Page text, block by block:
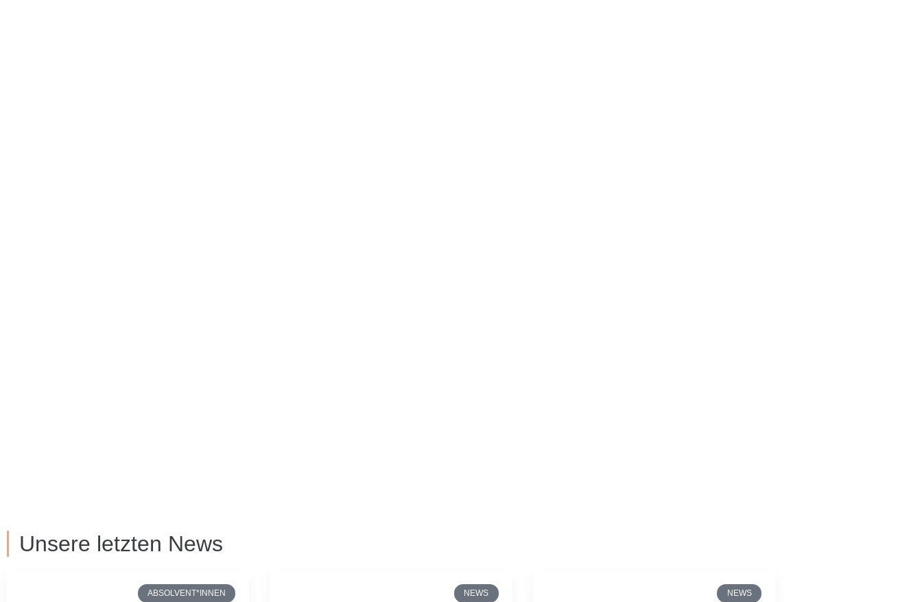
Unsere letzten News
ABSOLVENT*INNEN NEWS NEWS